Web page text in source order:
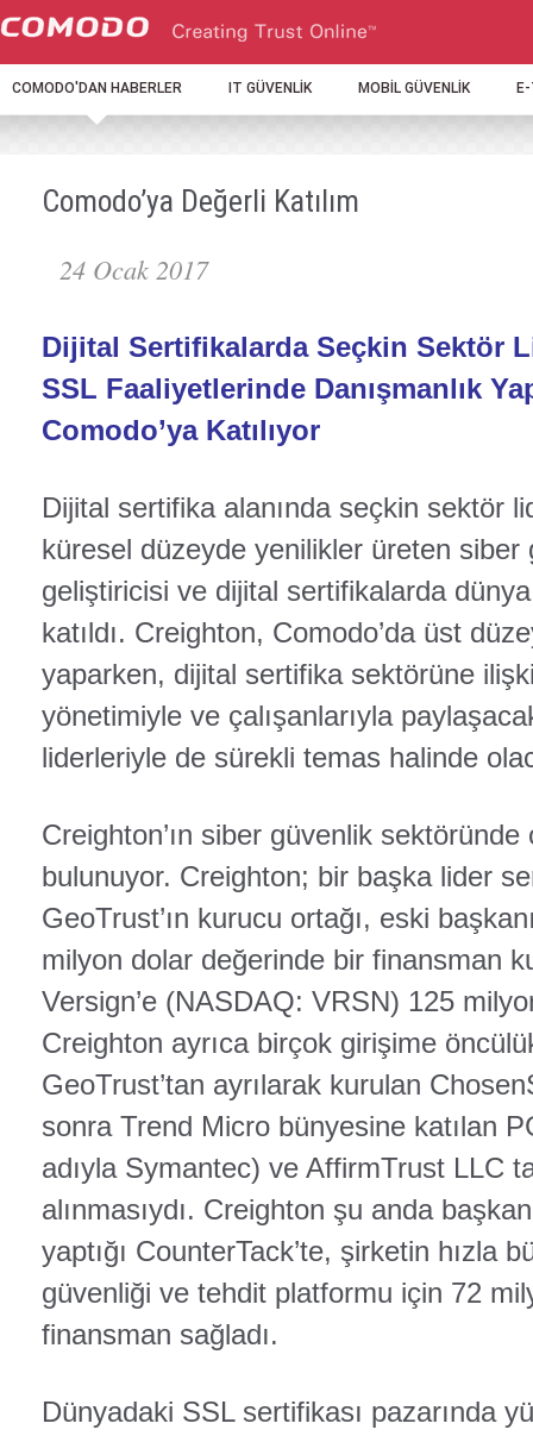
COMODO'DAN HABERLER IT GÜVENLİK MOBİL GÜVENLİK
Comodo’ya Değerli Katılım
24 Ocak 2017
Dijital Sertifikalarda Seçkin Sektör
SSL Faaliyetlerinde Danışmanlık
Comodo’ya Katılıyor
Dijital sertifika alanında seçkin sektör
küresel düzeyde yenilikler üreten siber
geliştiricisi ve dijital sertifikalarda
katıldı. Creighton, Comodo’da üst
yaparken, dijital sertifika sektörüne
yönetimiyle ve çalışanlarıyla
liderleriyle de sürekli temas halinde
Creighton’ın siber güvenlik sektöründe
bulunuyor. Creighton; bir başka lider
GeoTrust’ın kurucu ortağı, eski
milyon dolar değerinde bir finansman
Versign’e (NASDAQ: VRSN) 125
Creighton ayrıca birçok girişime
GeoTrust’tan ayrılarak kurulan
sonra Trend Micro bünyesine katılan
adıyla Symantec) ve AffirmTrust LLC
alınmasıydı. Creighton şu anda
yaptığı CounterTack’te, şirketin hızla
güvenliği ve tehdit platformu için 72
finansman sağladı.
Dünyadaki SSL sertifikası pazarında